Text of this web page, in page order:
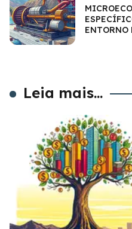
ENTORNO
Leia mais...